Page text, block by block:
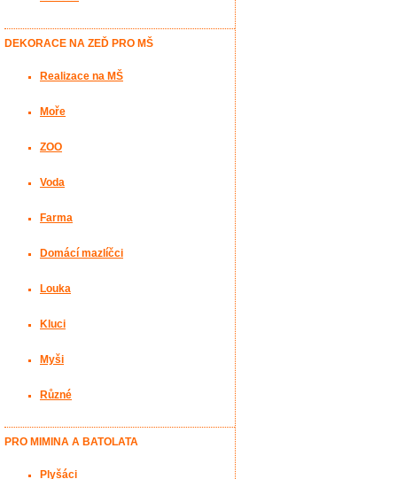
DEKORACE NA ZEĎ PRO MŠ
Realizace na MŠ
Moře
ZOO
Voda
Farma
Domácí mazlíčci
Louka
Kluci
Myši
Různé
PRO MIMINA A BATOLATA
Plyšáci